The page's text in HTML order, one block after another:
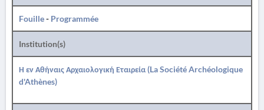
Fouille- Programmée
Institution(s)
Η εν Αθήναις Αρχαιολογική Εταιρεία (La Société Archéologique
d'Athènes)